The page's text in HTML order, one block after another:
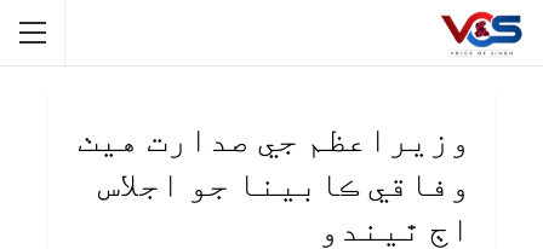
وزيراعظم جي صدارت هيٺ
وفاقي ڪابينا جو اجلاس
اڄ ٿيندو